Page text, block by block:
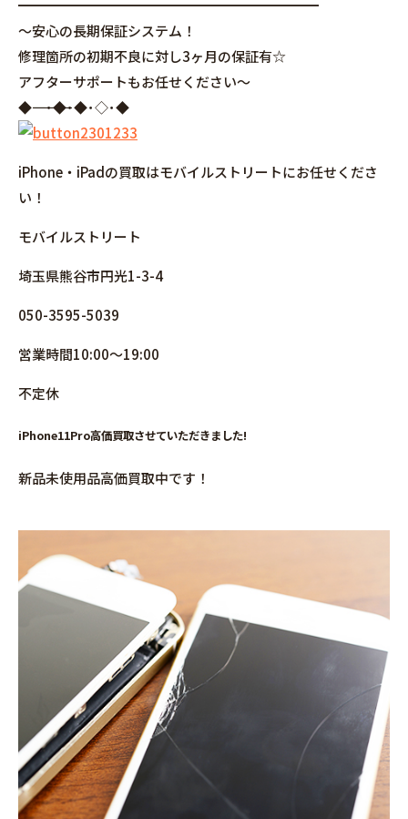
━━━━━━━━━━━━━━━━━━━━━━
～安心の長期保証システム！
修理箇所の初期不良に対し3ヶ月の保証有☆
アフターサポートもお任せください～
◆――――――――――――――――･◆･◆･◇･◆
iPhone・iPadの買取はモバイルストリートにお任せくださ
い！
モバイルストリート
埼玉県熊谷市円光1-3-4
050-3595-5039
営業時間10:00～19:00
不定休
iPhone11Pro高価買取させていただきました!
新品未使用品高価買取中です！